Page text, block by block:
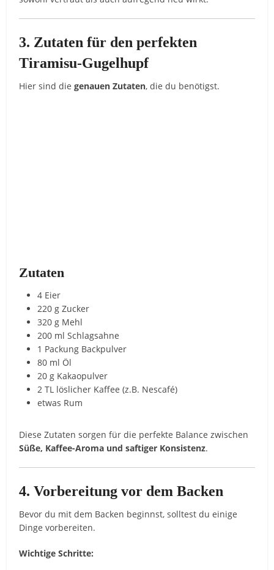
3. Zutaten für den perfekten
Tiramisu-Gugelhupf
Hier sind diegenauen Zutaten, die du benötigst.
Zutaten
4 Eier
220 g Zucker
320 g Mehl
200 ml Schlagsahne
1 Packung Backpulver
80 ml Öl
20 g Kakaopulver
2 TL löslicher Kaffee (z.B. Nescafé)
etwas Rum
Diese Zutaten sorgen für die perfekte Balance zwischen
Süße, Kaffee-Aroma und saftiger Konsistenz.
4. Vorbereitung vor dem Backen
Bevor du mit dem Backen beginnst, solltest du einige
Dinge vorbereiten.
Wichtige Schritte: